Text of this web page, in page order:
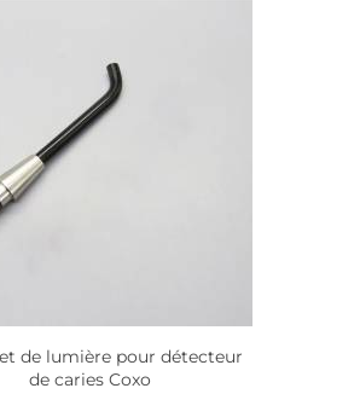
de lumière pour détecteur
de caries Coxo